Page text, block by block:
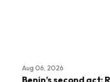
Aug 06, 2026